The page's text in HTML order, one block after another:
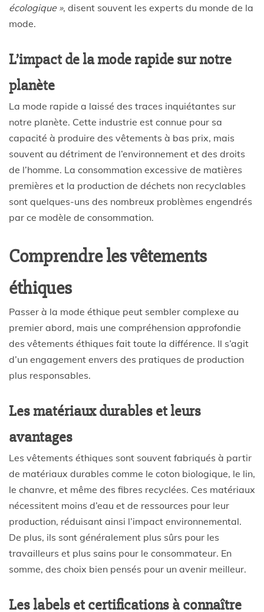
écologique », disent souvent les experts du monde de la
mode.
L’impact de la mode rapide sur notre
planète
La mode rapide a laissé des traces inquiétantes sur
notre planète. Cette industrie est connue pour sa
capacité à produire des vêtements à bas prix, mais
souvent au détriment de l’environnement et des droits
de l’homme. La consommation excessive de matières
premières et la production de déchets non recyclables
sont quelques-uns des nombreux problèmes engendrés
par ce modèle de consommation.
Comprendre les vêtements
éthiques
Passer à la mode éthique peut sembler complexe au
premier abord, mais une compréhension approfondie
des vêtements éthiques fait toute la différence. Il s’agit
d’un engagement envers des pratiques de production
plus responsables.
Les matériaux durables et leurs
avantages
Les vêtements éthiques sont souvent fabriqués à partir
de matériaux durables comme le coton biologique, le lin,
le chanvre, et même des fibres recyclées. Ces matériaux
nécessitent moins d’eau et de ressources pour leur
production, réduisant ainsi l’impact environnemental.
De plus, ils sont généralement plus sûrs pour les
travailleurs et plus sains pour le consommateur. En
somme, des choix bien pensés pour un avenir meilleur.
Les labels et certifications à connaître